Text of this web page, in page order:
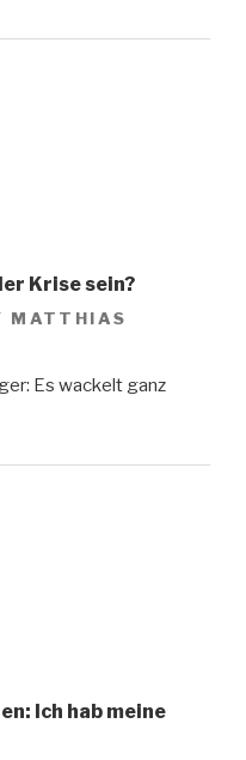
Krise sein?
MATTHIAS
Es wackelt ganz
Ich hab meine